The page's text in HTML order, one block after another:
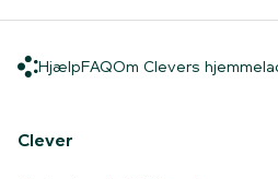
HjælpHjælp
FAQFAQ
Om Clevers
Clever